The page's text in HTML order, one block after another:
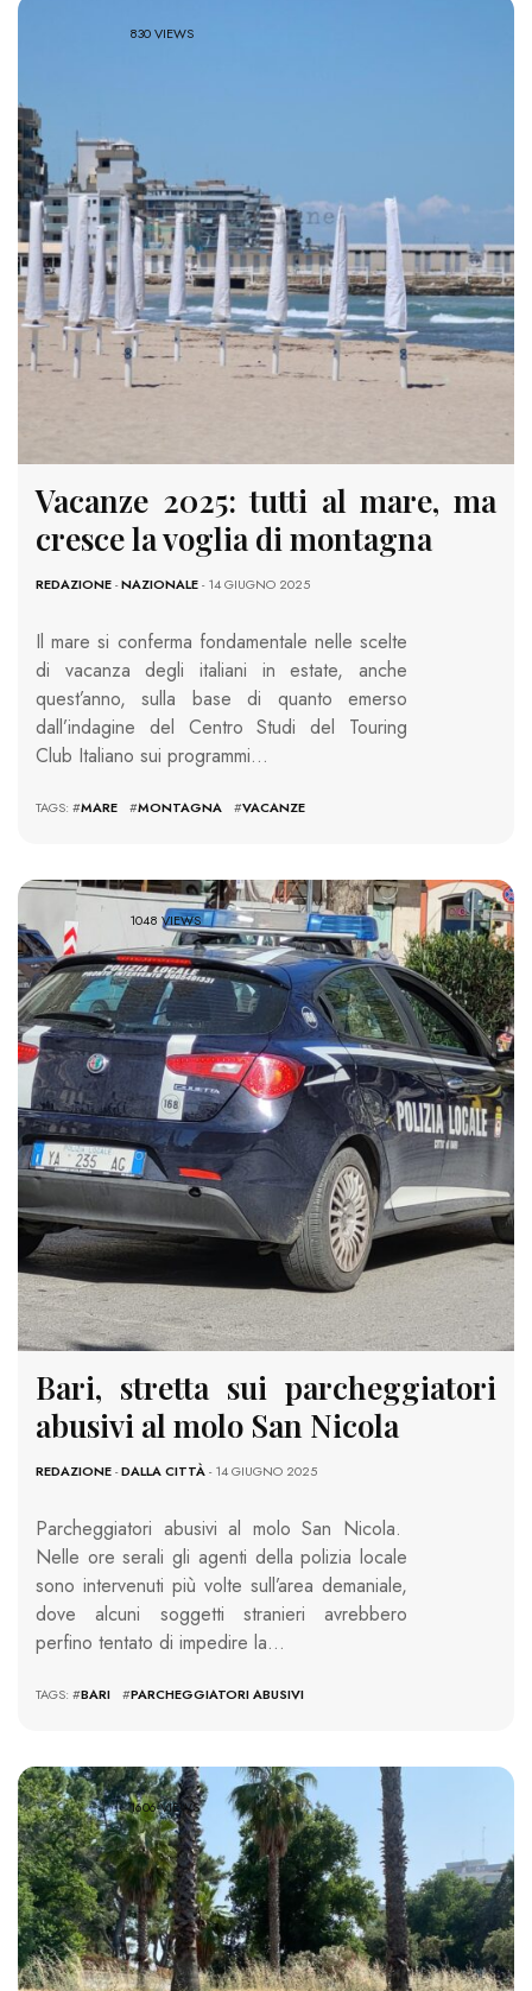
830 VIEWS
Vacanze 2025: tutti al mare, ma
cresce la voglia di montagna
REDAZIONE-NAZIONALE- 14 GIUGNO 2025
Il mare si conferma fondamentale nelle scelte
di vacanza degli italiani in estate, anche
quest’anno, sulla base di quanto emerso
dall’indagine del Centro Studi del Touring
Club Italiano sui programmi…
TAGS: #MARE #MONTAGNA #VACANZE
1048 VIEWS
Bari, stretta sui parcheggiatori
abusivi al molo San Nicola
REDAZIONE-DALLA CITTÀ- 14 GIUGNO 2025
Parcheggiatori abusivi al molo San Nicola.
Nelle ore serali gli agenti della polizia locale
sono intervenuti più volte sull’area demaniale,
dove alcuni soggetti stranieri avrebbero
perfino tentato di impedire la…
TAGS: #BARI #PARCHEGGIATORI ABUSIVI
1606 VIEWS